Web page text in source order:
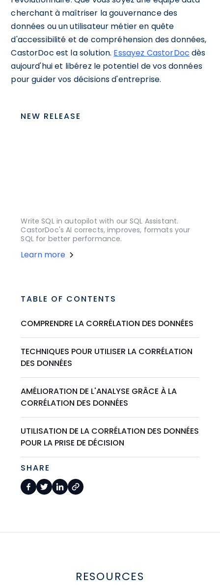
cherchant à maîtriser la gouvernance des
données ou un utilisateur métier en quête
d'accessibilité et de compréhension des données,
CastorDoc est la solution. Essayez CastorDoc dès
aujourd'hui et libérez le potentiel de vos données
pour guider vos décisions d'entreprise.
NEW RELEASE
Write SQL in autopilot with our SQL Assistant.
CastorDoc's AI corrects, improves, formats your
SQL for better performance.
Learn more
TABLE OF CONTENTS
COMPRENDRE LA CORRÉLATION DES DONNÉES
TECHNIQUES POUR UTILISER LA CORRÉLATION
DES DONNÉES
AMÉLIORATION DE L'ANALYSE GRÂCE À LA
CORRÉLATION DES DONNÉES
UTILISATION DE LA CORRÉLATION DES DONNÉES
POUR LA PRISE DE DÉCISION
SHARE
RESOURCES